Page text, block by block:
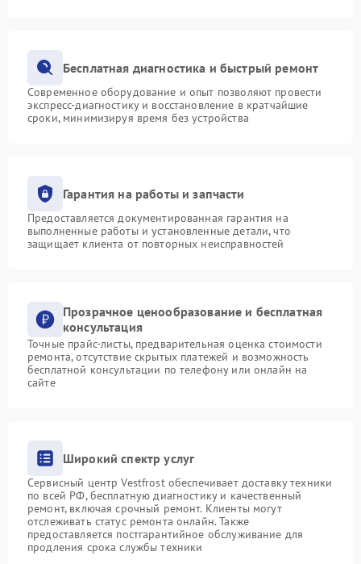
Бесплатная диагностика и быстрый ремонт
Современное оборудование и опыт позволяют провести
экспресс-диагностику и восстановление в кратчайшие
сроки, минимизируя время без устройства
Гарантия на работы и запчасти
Предоставляется документированная гарантия на
выполненные работы и установленные детали, что
защищает клиента от повторных неисправностей
Прозрачное ценообразование и бесплатная
консультация
Точные прайс-листы, предварительная оценка стоимости
ремонта, отсутствие скрытых платежей и возможность
бесплатной консультации по телефону или онлайн на
сайте
Широкий спектр услуг
Сервисный центр Vestfrost обеспечивает доставку техники
по всей РФ, бесплатную диагностику и качественный
ремонт, включая срочный ремонт. Клиенты могут
отслеживать статус ремонта онлайн. Также
предоставляется постгарантийное обслуживание для
продления срока службы техники